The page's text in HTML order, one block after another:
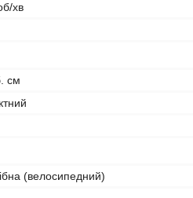
хв
см
(велосипедний)